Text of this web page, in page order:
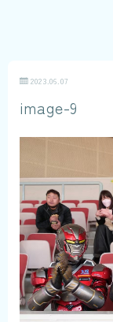
2023.06.07
image-9